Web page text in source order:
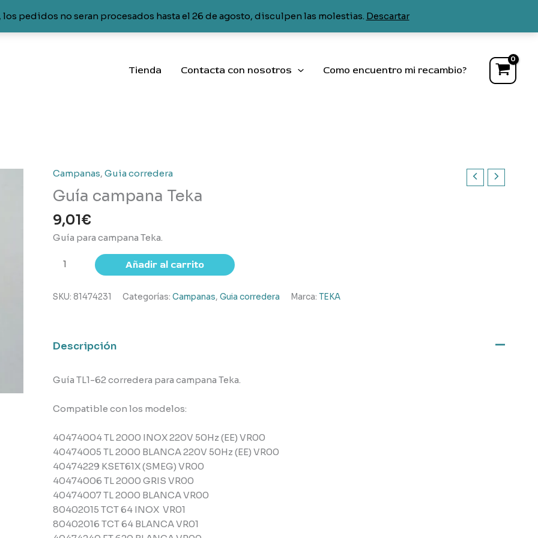
pedidos no seran procesados hasta el 26 de agosto, disculpen las molestias. Descartar
Tienda Contacta con nosotros Como encuentro mi recambio?
Campanas,Guia corredera
Guía campana Teka
9,01€
Guía para campana Teka.
Guía
cantidad
Añadir al carrito
SKU:81474231 Categorías:Campanas,Guia corredera Marca:TEKA
Descripción
Guía TL1-62 corredera para campana Teka.
Compatible con los modelos:
40474004 TL 2000 INOX 220V 50Hz (EE) VR00
40474005 TL 2000 BLANCA 220V 50Hz (EE) VR00
40474229 KSET61X (SMEG) VR00
40474006 TL 2000 GRIS VR00
40474007 TL 2000 BLANCA VR00
80402015 TCT 64 INOX VR01
80402016 TCT 64 BLANCA VR01
cantidad